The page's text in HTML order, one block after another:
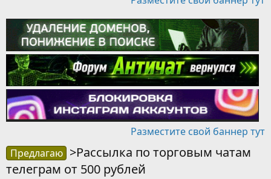
Разместите свой баннер тут
Предлагаю >Рассылка по торговым чатам
телеграм от 500 рублей